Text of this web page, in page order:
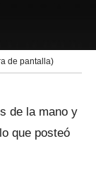
de pantalla)
de la mano y
que posteó